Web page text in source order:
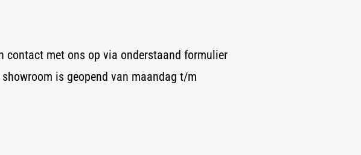
contact met ons op via onderstaand formulier
is geopend van maandag t/m